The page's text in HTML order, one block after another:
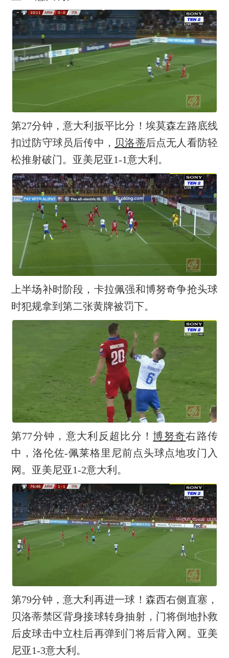
第27分钟，意大利扳平比分！埃莫森左路底线
扣过防守球员后传中， 贝洛蒂后点无人看防轻
松推射破门。亚美尼亚1-1意大利。
上半场补时阶段，卡拉佩强和博努奇争抢头球
时犯规拿到第二张黄牌被罚下。
第77分钟，意大利反超比分！博努奇右路传
中，洛伦佐-佩莱格里尼前点头球点地攻门入
网。亚美尼亚1-2意大利。
第79分钟，意大利再进一球！森西右侧直塞，
贝洛蒂禁区背身接球转身抽射，门将倒地扑救
后皮球击中立柱后再弹到门将后背入网。亚美
尼亚1-3意大利。